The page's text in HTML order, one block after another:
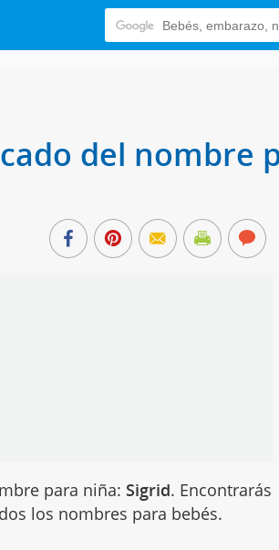
del nombre
para niña:Sigrid. Encontrarás
los nombres para bebés.